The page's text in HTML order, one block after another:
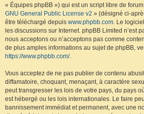
« Équipes phpBB ») qui est un script libre de
GNU General Public License v2 » (désigné ci-
être téléchargé depuis www.phpbb.com. Le
les discussions sur Internet. phpBB Limited n’est
nous acceptons ou n’acceptons pas comme
de plus amples informations au sujet de phpBB,
https://www.phpbb.com/.
Vous acceptez de ne pas publier de contenu
diffamatoire, choquant, menaçant, à caractère
peut transgresser les lois de votre pays, du pays
est hébergé ou les lois internationales. Le faire
bannissement immédiat et permanent, avec une